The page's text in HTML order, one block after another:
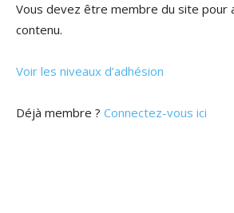
Vous devez être membre du site pour
contenu.
Voir les niveaux d’adhésion
Déjà membre ? Connectez-vous ici